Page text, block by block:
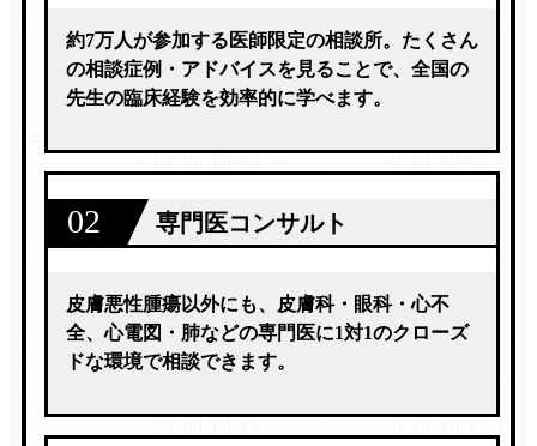
約7万人が参加する医師限定の相談所。たくさん
の相談症例・アドバイスを見ることで、全国の
先生の臨床経験を効率的に学べます。
02 専門医コンサルト
皮膚悪性腫瘍以外にも、皮膚科・眼科・心不
全、心電図・肺などの専門医に1対1のクローズ
ドな環境で相談できます。